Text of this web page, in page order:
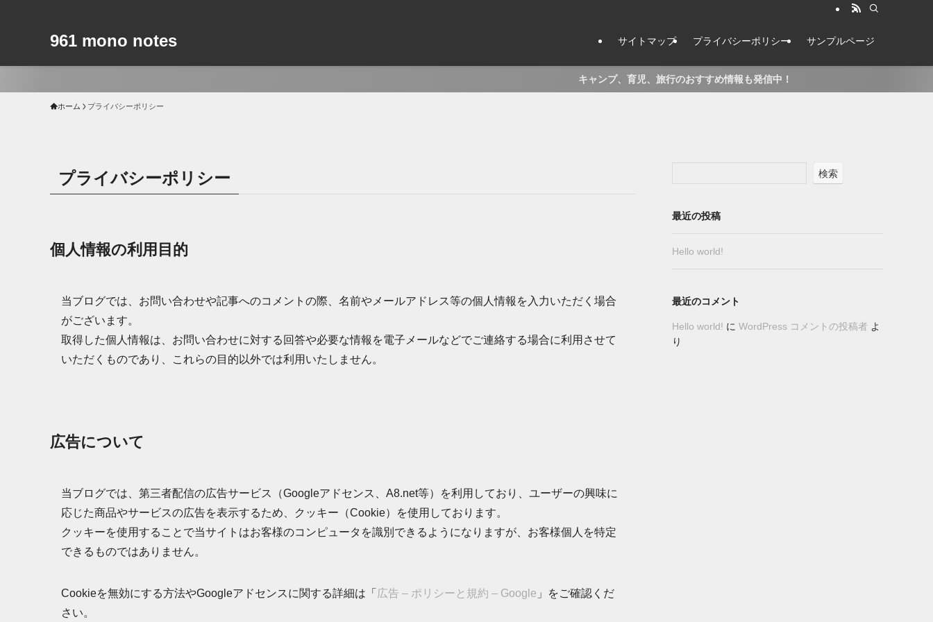
961 mono notes サイトマップ プライバシーポリシー サンプルページ
キャンプ、育児、旅行のおすすめ情報も発信中！
ホーム プライバシーポリシー
プライバシーポリシー
個人情報の利用目的
当ブログでは、お問い合わせや記事へのコメントの際、名前やメールアドレス等の個人情報を入力いただく場合
がございます。
取得した個人情報は、お問い合わせに対する回答や必要な情報を電子メールなどでご連絡する場合に利用させて
いただくものであり、これらの目的以外では利用いたしません。
広告について
当ブログでは、第三者配信の広告サービス（Googleアドセンス、A8.net等）を利用しており、ユーザーの興味に
応じた商品やサービスの広告を表示するため、クッキー（Cookie）を使用しております。
クッキーを使用することで当サイトはお客様のコンピュータを識別できるようになりますが、お客様個人を特定
できるものではありません。
Cookieを無効にする方法やGoogleアドセンスに関する詳細は「 広告 – ポリシーと規約 – Google 」をご確認くだ
さい。
検索
最近の投稿
Hello world!
最近のコメント
Hello world! に WordPress コメントの投稿者 よ
り